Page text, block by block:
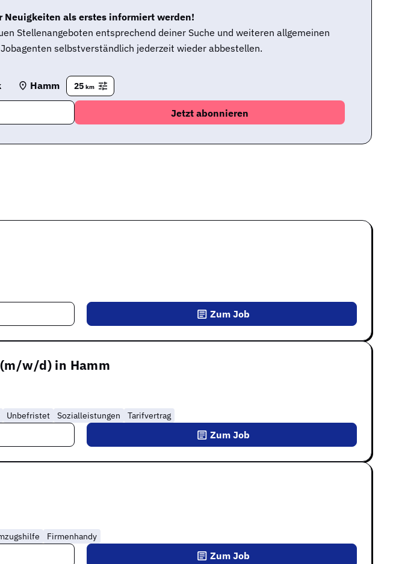
als erstes informiert werden!
Stellenangeboten entsprechend deiner Suche und weiteren allgemeinen
selbstverständlich jederzeit wieder abbestellen.
Hamm 25 km
Zum Job
w/d) in Hamm
Unbefristet Sozialleistungen Tarifvertrag
Zum Job
Firmenhandy
Zum Job